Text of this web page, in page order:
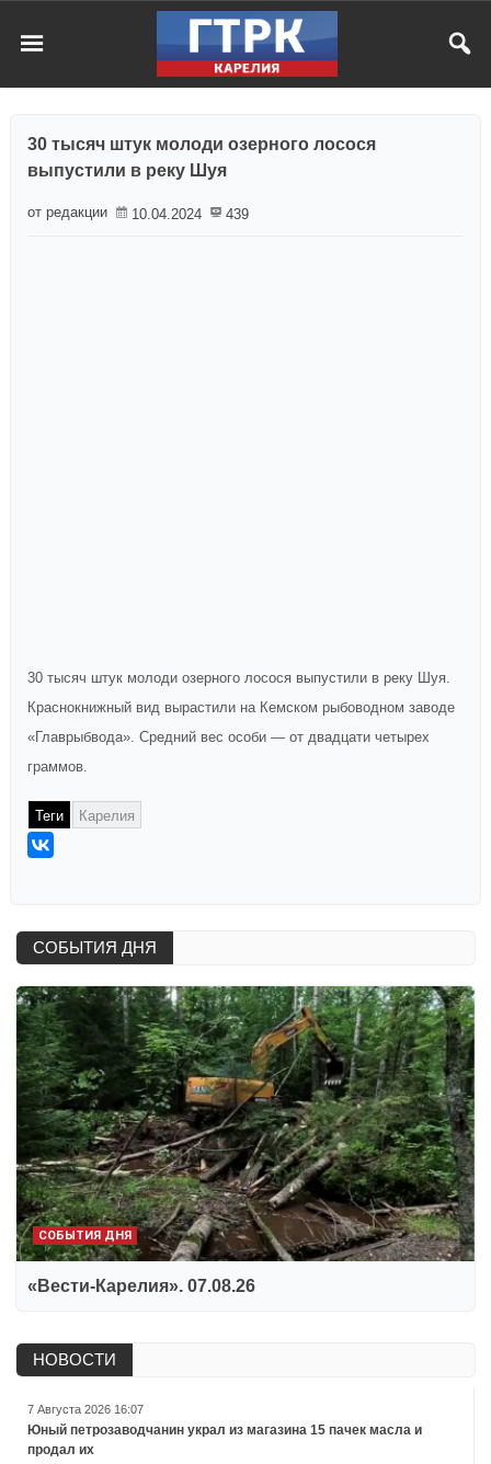
30 тысяч штук молоди озерного лосося
выпустили в реку Шуя
от редакции 10.04.2024 439
30 тысяч штук молоди озерного лосося выпустили в реку Шуя.
Краснокнижный вид вырастили на Кемском рыбоводном заводе
«Главрыбвода». Средний вес особи — от двадцати четырех
граммов.
Теги Карелия
СОБЫТИЯ ДНЯ
СОБЫТИЯ ДНЯ
«Вести-Карелия». 07.08.26
НОВОСТИ
7 Августа 2026 16:07
Юный петрозаводчанин украл из магазина 15 пачек масла и
продал их